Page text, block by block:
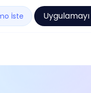
İste